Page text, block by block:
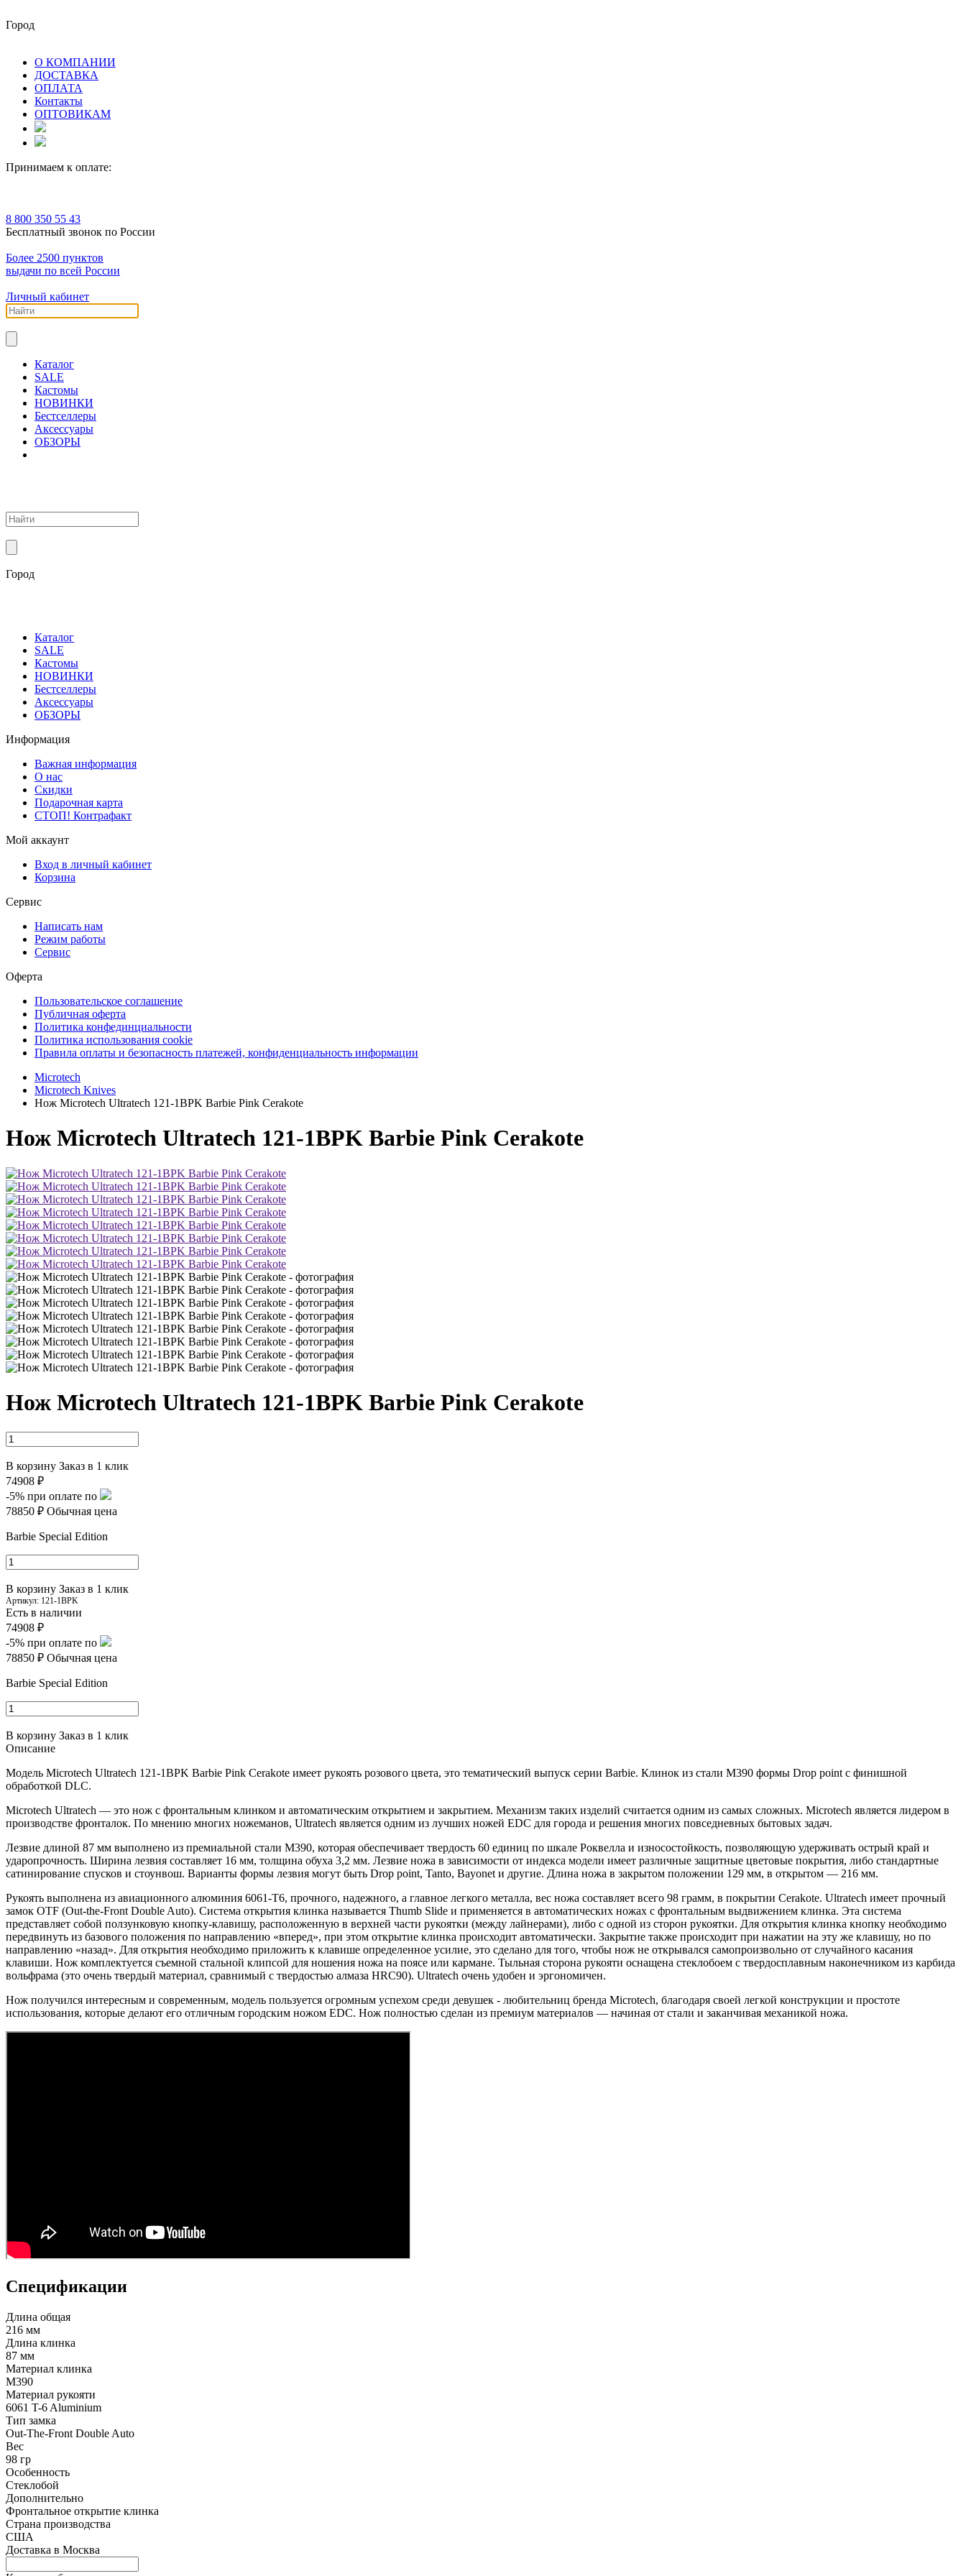
Город
О КОМПАНИИ
ДОСТАВКА
ОПЛАТА
Контакты
ОПТОВИКАМ
Принимаем к оплате:
8 800 350 55 43
Бесплатный звонок по России
Более 2500 пунктов
выдачи по всей России
Личный кабинет
Каталог
SALE
Кастомы
НОВИНКИ
Бестселлеры
Аксессуары
ОБЗОРЫ
Город
Каталог
SALE
Кастомы
НОВИНКИ
Бестселлеры
Аксессуары
ОБЗОРЫ
Информация
Важная информация
О нас
Скидки
Подарочная карта
СТОП! Контрафакт
Мой аккаунт
Вход в личный кабинет
Корзина
Сервис
Написать нам
Режим работы
Сервис
Оферта
Пользовательское соглашение
Публичная оферта
Политика конфединциальности
Политика использования cookie
Правила оплаты и безопасность платежей, конфиденциальность информации
Microtech
Microtech Knives
Нож Microtech Ultratech 121-1BPK Barbie Pink Cerakote
Нож Microtech Ultratech 121-1BPK Barbie Pink Cerakote
Нож Microtech Ultratech 121-1BPK Barbie Pink Cerakote
В корзину Заказ в 1 клик
74908 ₽
-5% при оплате по
78850 ₽ Обычная цена
Barbie Special Edition
В корзину Заказ в 1 клик
Артикул: 121-1BPK
Есть в наличии
74908 ₽
-5% при оплате по
78850 ₽ Обычная цена
Barbie Special Edition
В корзину Заказ в 1 клик
Описание
Модель Microtech Ultratech 121-1BPK Barbie Pink Cerakote имеет рукоять розового цвета, это тематический выпуск серии Barbie. Клинок из стали M390 формы Drop point с финишной
обработкой DLC.
Microtech Ultratech — это нож с фронтальным клинком и автоматическим открытием и закрытием. Механизм таких изделий считается одним из самых сложных. Microtech является лидером в
производстве фронталок. По мнению многих ножеманов, Ultratech является одним из лучших ножей EDC для города и решения многих повседневных бытовых задач.
Лезвие длиной 87 мм выполнено из премиальной стали M390, которая обеспечивает твердость 60 единиц по шкале Роквелла и износостойкость, позволяющую удерживать острый край и
ударопрочность. Ширина лезвия составляет 16 мм, толщина обуха 3,2 мм. Лезвие ножа в зависимости от индекса модели имеет различные защитные цветовые покрытия, либо стандартные
сатинирование спусков и стоунвош. Варианты формы лезвия могут быть Drop point, Tanto, Bayonet и другие. Длина ножа в закрытом положении 129 мм, в открытом — 216 мм.
Рукоять выполнена из авиационного алюминия 6061-T6, прочного, надежного, а главное легкого металла, вес ножа составляет всего 98 грамм, в покрытии Cerakote. Ultratech имеет прочный
замок OTF (Out-the-Front Double Auto). Система открытия клинка называется Thumb Slide и применяется в автоматических ножах с фронтальным выдвижением клинка. Эта система
представляет собой ползунковую кнопку-клавишу, расположенную в верхней части рукоятки (между лайнерами), либо с одной из сторон рукоятки. Для открытия клинка кнопку необходимо
передвинуть из базового положения по направлению «вперед», при этом открытие клинка происходит автоматически. Закрытие также происходит при нажатии на эту же клавишу, но по
направлению «назад». Для открытия необходимо приложить к клавише определенное усилие, это сделано для того, чтобы нож не открывался самопроизвольно от случайного касания
клавиши. Нож комплектуется съемной стальной клипсой для ношения ножа на поясе или кармане. Тыльная сторона рукояти оснащена стеклобоем с твердосплавным наконечником из карбида
вольфрама (это очень твердый материал, сравнимый с твердостью алмаза HRC90). Ultratech очень удобен и эргономичен.
Нож получился интересным и современным, модель пользуется огромным успехом среди девушек - любительниц бренда Microtech, благодаря своей легкой конструкции и простоте
использования, которые делают его отличным городским ножом EDC. Нож полностью сделан из премиум материалов — начиная от стали и заканчивая механикой ножа.
Спецификации
Длина общая
216 мм
Длина клинка
87 мм
Материал клинка
M390
Материал рукояти
6061 T-6 Aluminium
Тип замка
Out-The-Front Double Auto
Вес
98 гр
Особенность
Стеклобой
Дополнительно
Фронтальное открытие клинка
Страна производства
США
Доставка в Москва